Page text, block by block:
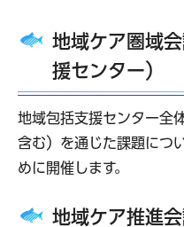
地域ケア圏域
援センター）
地域包括支援センター全
含む）を通じた課題につ
めに開催します。
地域ケア推進会